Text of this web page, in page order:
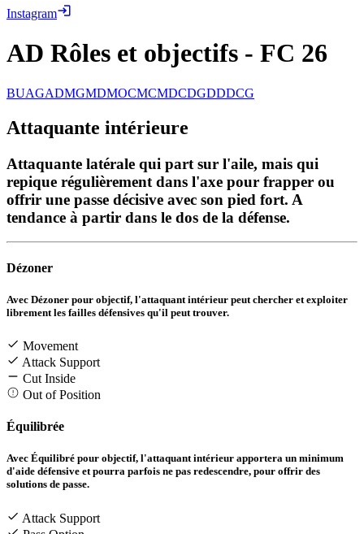
Instagram
AD Rôles et objectifs - FC 26
BUAGADMGMDMOCMCMDCDGDDDCG
Attaquante intérieure
Attaquante latérale qui part sur l'aile, mais qui
repique régulièrement dans l'axe pour frapper ou
offrir une passe décisive avec son pied fort. A
tendance à partir dans le dos de la défense.
Dézoner
Avec Dézoner pour objectif, l'attaquant intérieur peut chercher et exploiter
librement les failles défensives qu'il peut trouver.
Movement
Attack Support
Cut Inside
Out of Position
Équilibrée
Avec Équilibré pour objectif, l'attaquant intérieur apportera un minimum
d'aide défensive et pourra parfois ne pas redescendre, pour offrir des
solutions de passe.
Attack Support